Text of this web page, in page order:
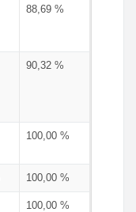
88,69 %
90,32 %
100,00 %
100,00 %
100,00 %